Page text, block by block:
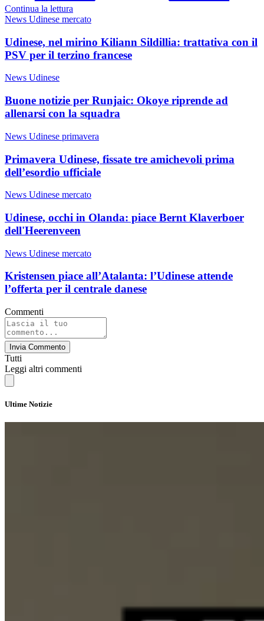
Continua la lettura
News Udinese mercato
Udinese, nel mirino Kiliann Sildillia: trattativa con il
PSV per il terzino francese
News Udinese
Buone notizie per Runjaic: Okoye riprende ad
allenarsi con la squadra
News Udinese primavera
Primavera Udinese, fissate tre amichevoli prima
dell’esordio ufficiale
News Udinese mercato
Udinese, occhi in Olanda: piace Bernt Klaverboer
dell'Heerenveen
News Udinese mercato
Kristensen piace all’Atalanta: l’Udinese attende
l’offerta per il centrale danese
Commenti
Invia Commento
Tutti
Leggi altri commenti
Ultime Notizie